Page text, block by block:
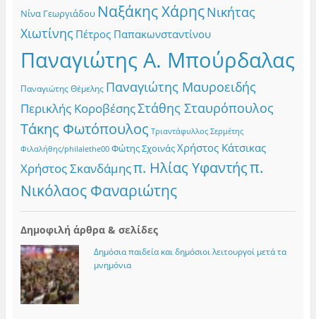
Νίνα Γεωργιάδου Ναξάκης ΧάρηςΝικήτας
Χιωτίνης Πέτρος Παπακωνσταντίνου
Παναγιώτης Α. Μπούρδαλας
Παναγιώτης Θέμελης Παναγιώτης Μαυροειδής
Περικλής ΚοροβέσηςΣτάθης Σταυρόπουλος
Τάκης Φωτόπουλος Τριαντάφυλλος Σερμέτης
Φιλαλήθης/philalethe00 Φώτης ΣχοινάςΧρήστος Κάτσικας
Χρήστος Σκανδάμηςπ. Ηλίας Υφαντήςπ.
Νικόλαος Φαναριώτης
Δημοφιλή άρθρα & σελίδες
Δημόσια παιδεία και δημόσιοι λειτουργοί μετά τα
μνημόνια